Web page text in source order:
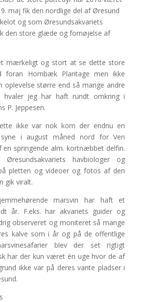
maj fik den nordlige del af Øresund
og som Øresundsakvariets
den store glæde og fornøjelse af
mærkeligt og stort at se dette store
foran Hornbæk Plantage men ikke
oplevelse større end så mange andre
hvaler jeg har haft rundt omkring i
P. Jeppesen.
ikke var nok kom der endnu en
i august måned nord for Ven
springende alm. kortnæbbet delfin.
havbiologer og
pletten og videoer og fotos af den
gik viralt.
marsvin har haft et
år. F.eks. har akvariets guider og
observeret og moniteret så mange
kalve som i år og på de offentlige
blev der set rigtigt
har der kun været én uge hvor de af
ikke var på deres vante pladser i